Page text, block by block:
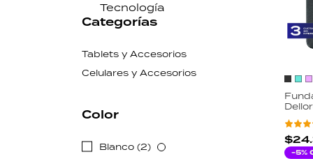
Tecnología
Categorías
Tablets y Accesorios
Celulares y Accesorios
Color
Blanco (2)
Slim
-5%